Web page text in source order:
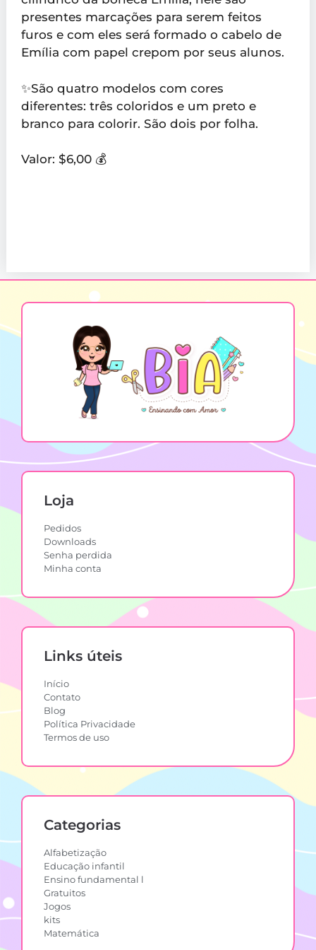
presentes marcações para serem feitos
furos e com eles será formado o cabelo de
Emília com papel crepom por seus alunos.
✨São quatro modelos com cores
diferentes: três coloridos e um preto e
branco para colorir. São dois por folha.
Valor: $6,00 💰
Loja
Pedidos
Downloads
Senha perdida
Minha conta
Links úteis
Início
Contato
Blog
Política Privacidade
Termos de uso
Categorias
Alfabetização
Educação infantil
Ensino fundamental l
Gratuitos
Jogos
kits
Matemática